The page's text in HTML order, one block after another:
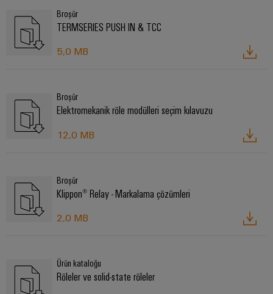
Broşür
TERMSERIES PUSH IN & TCC
5,0 MB
Broşür
Elektromekanik röle modülleri seçim kılavuzu
12,0 MB
Broşür
Klippon® Relay - Markalama çözümleri
2,0 MB
Ürün kataloğu
Röleler ve solid-state röleler